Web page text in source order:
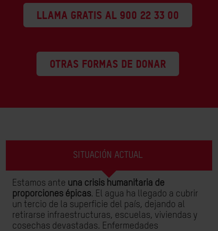
LLAMA GRATIS AL 900 22 33 00
OTRAS FORMAS DE DONAR
SITUACIÓN ACTUAL
Estamos ante una crisis humanitaria de
proporciones épicas. El agua ha llegado a cubrir
un tercio de la superficie del país, dejando al
retirarse infraestructuras, escuelas, viviendas y
cosechas devastadas. Enfermedades